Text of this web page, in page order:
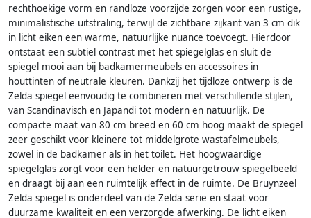
rechthoekige vorm en randloze voorzijde zorgen voor een rustige,
minimalistische uitstraling, terwijl de zichtbare zijkant van 3 cm dik
in licht eiken een warme, natuurlijke nuance toevoegt. Hierdoor
ontstaat een subtiel contrast met het spiegelglas en sluit de
spiegel mooi aan bij badkamermeubels en accessoires in
houttinten of neutrale kleuren. Dankzij het tijdloze ontwerp is de
Zelda spiegel eenvoudig te combineren met verschillende stijlen,
van Scandinavisch en Japandi tot modern en natuurlijk. De
compacte maat van 80 cm breed en 60 cm hoog maakt de spiegel
zeer geschikt voor kleinere tot middelgrote wastafelmeubels,
zowel in de badkamer als in het toilet. Het hoogwaardige
spiegelglas zorgt voor een helder en natuurgetrouw spiegelbeeld
en draagt bij aan een ruimtelijk effect in de ruimte. De Bruynzeel
Zelda spiegel is onderdeel van de Zelda serie en staat voor
duurzame kwaliteit en een verzorgde afwerking. De licht eiken